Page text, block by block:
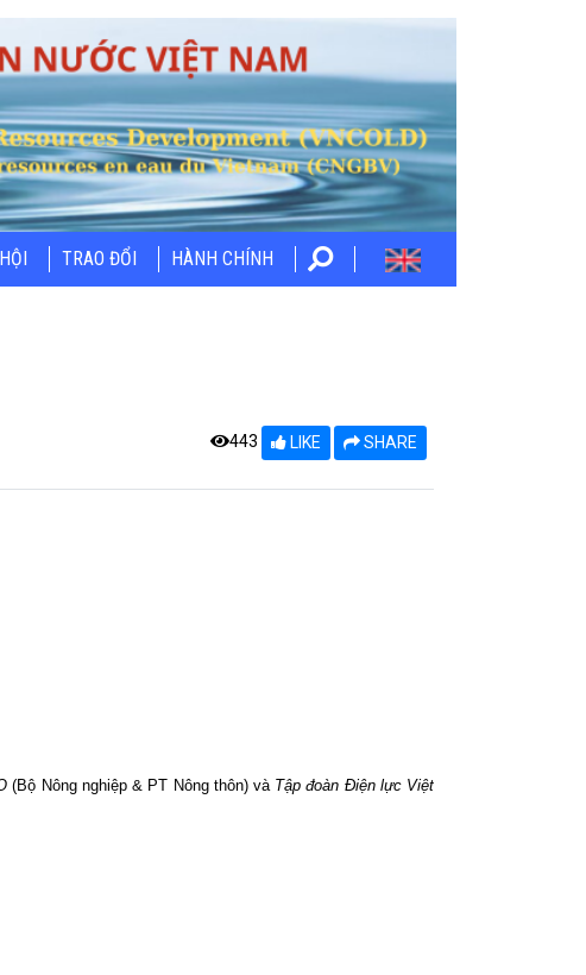
TRAO ĐỔI HÀNH CHÍNH
443 LIKE SHARE
(Bộ Nông nghiệp & PT Nông thôn) và Tập đoàn Điện lực Việt